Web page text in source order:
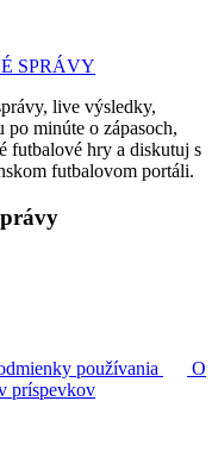
SPRÁVY
live výsledky,
minúte o zápasoch,
futbalové hry a diskutuj s
futbalovom portáli.
používania
O
príspevkov